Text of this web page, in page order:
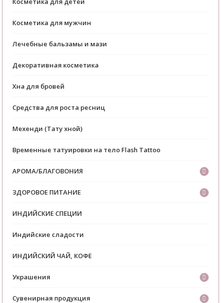
Косметика для мужчин
Лечебные бальзамы и мази
Декоративная косметика
Хна для бровей
Средства для роста ресниц
Мехенди (Тату хной)
Временные татуировки на тело Flash Tattoo
АРОМА/БЛАГОВОНИЯ
ЗДОРОВОЕ ПИТАНИЕ
ИНДИЙСКИЕ СПЕЦИИ
Индийские сладости
ИНДИЙСКИЙ ЧАЙ, КОФЕ
Украшения
Сувенирная продукция